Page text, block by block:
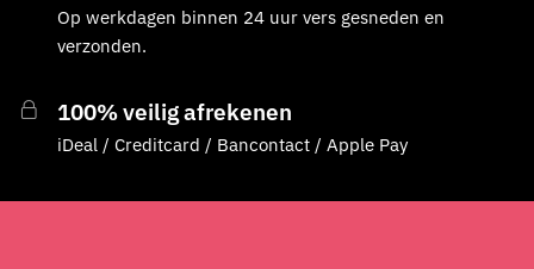
Op werkdagen binnen 24 uur vers gesneden en
verzonden.
100% veilig afrekenen
iDeal / Creditcard / Bancontact / Apple Pay